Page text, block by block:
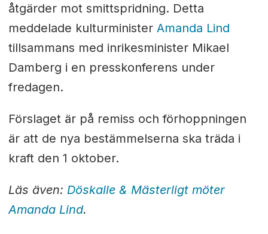
åtgärder mot smittspridning. Detta
meddelade kulturminister Amanda Lind
tillsammans med inrikesminister Mikael
Damberg i en presskonferens under
fredagen.
Förslaget är på remiss och förhoppningen
är att de nya bestämmelserna ska träda i
kraft den 1 oktober.
Läs även: Döskalle & Mästerligt möter
Amanda Lind.